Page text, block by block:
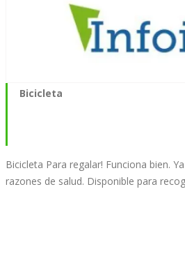
Bicicleta
Bicicleta Para regalar! Funciona bien.
razones de salud. Disponible para